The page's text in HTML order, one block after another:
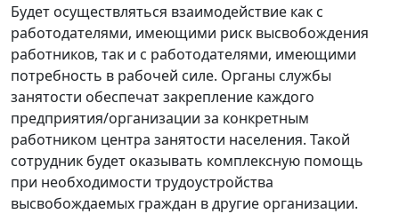
Будет осуществляться взаимодействие как с
работодателями, имеющими риск высвобождения
работников, так и с работодателями, имеющими
потребность в рабочей силе. Органы службы
занятости обеспечат закрепление каждого
предприятия/организации за конкретным
работником центра занятости населения. Такой
сотрудник будет оказывать комплексную помощь
при необходимости трудоустройства
высвобождаемых граждан в другие организации.